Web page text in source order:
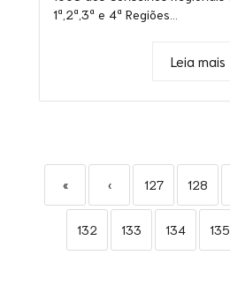
1ª,2ª,3ª e 4ª Regiões...
Leia mais
« ‹ 127 128
132 133 134 135